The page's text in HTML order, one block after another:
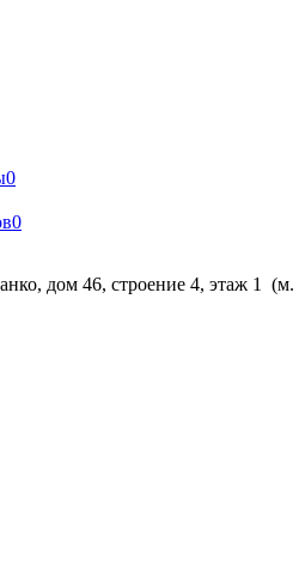
0
0
дом 46, строение 4, этаж 1 (м.